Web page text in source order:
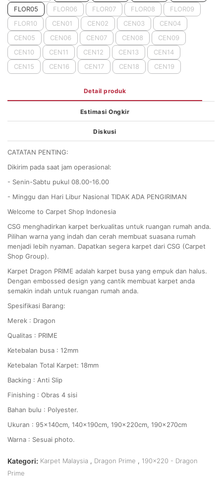
FLOR05
FLOR06 FLOR07 FLOR08
FLOR09
FLOR10
CEN01 CEN02 CEN03
CEN04
CEN05
CEN06 CEN07 CEN08
CEN09
CEN10
CEN11 CEN12 CEN13
CEN14
CEN15
CEN16 CEN17 CEN18 CEN19
Detail produk
Estimasi Ongkir
Diskusi
CATATAN PENTING:
Dikirim pada saat jam operasional:
- Senin-Sabtu pukul 08.00-16.00
- Minggu dan Hari Libur Nasional TIDAK ADA PENGIRIMAN
Welcome to Carpet Shop Indonesia
CSG menghadirkan karpet berkualitas untuk ruangan rumah anda.
Pilihan warna yang indah dan cerah membuat suasana rumah
menjadi lebih nyaman. Dapatkan segera karpet dari CSG (Carpet
Shop Group).
Karpet Dragon PRIME adalah karpet busa yang empuk dan halus.
Dengan embossed design yang cantik membuat karpet anda
semakin indah untuk ruangan rumah anda.
Spesifikasi Barang:
Merek : Dragon
Qualitas : PRIME
Ketebalan busa : 12mm
Ketebalan Total Karpet: 18mm
Backing : Anti Slip
Finishing : Obras 4 sisi
Bahan bulu : Polyester.
Ukuran : 95x140cm, 140x190cm, 190x220cm, 190x270cm
Warna : Sesuai photo.
Kategori: Karpet Malaysia , Dragon Prime , 190x220 - Dragon
Prime